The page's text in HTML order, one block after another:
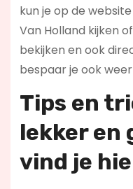
kun je op de
Van Holland kijken
bekijken en ook
bespaar je ook
Tips en
lekker en
vind je